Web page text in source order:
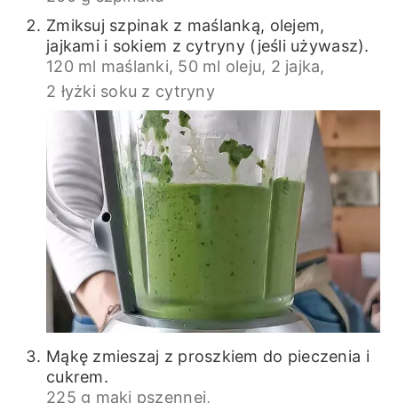
Zmiksuj szpinak z maślanką, olejem,
jajkami i sokiem z cytryny (jeśli używasz).
120 ml maślanki, 50 ml oleju, 2 jajka,
2 łyżki soku z cytryny
Mąkę zmieszaj z proszkiem do pieczenia i
cukrem.
225 g mąki pszennej,